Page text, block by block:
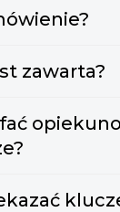
zawarta?